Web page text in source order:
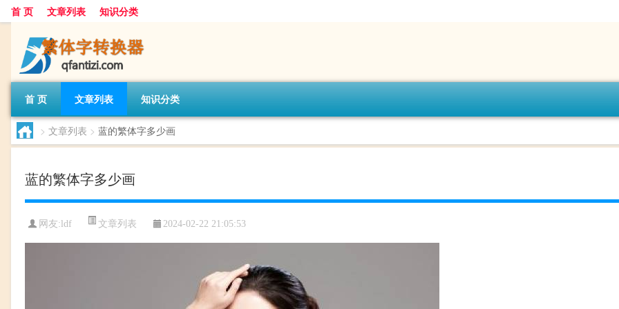
首 页 文章列表 知识分类
首 页 文章列表 知识分类
> 文章列表 > 蓝的繁体字多少画
蓝的繁体字多少画
网友: ldf 文章列表 2024-02-22 21:05:53